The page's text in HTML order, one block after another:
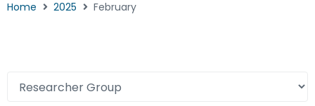
Home 2025 February